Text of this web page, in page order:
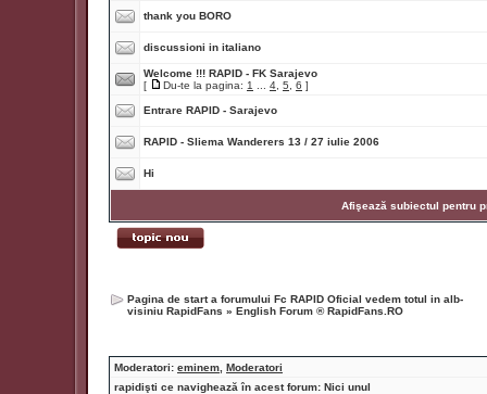
thank you BORO
discussioni in italiano
Welcome !!! RAPID - FK Sarajevo
[
Du-te la pagina: 1 4 5 6 ]
Entrare RAPID - Sarajevo
RAPID - Sliema Wanderers 13 / 27 iulie 2006
Hi
Afişează subiectul pentru
Pagina de start a forumului Fc RAPID Oficial vedem totul in alb-
visiniu RapidFans » English Forum ® RapidFans.RO
Moderatori: eminem Moderatori
rapidişti ce navighează în acest forum: Nici unul